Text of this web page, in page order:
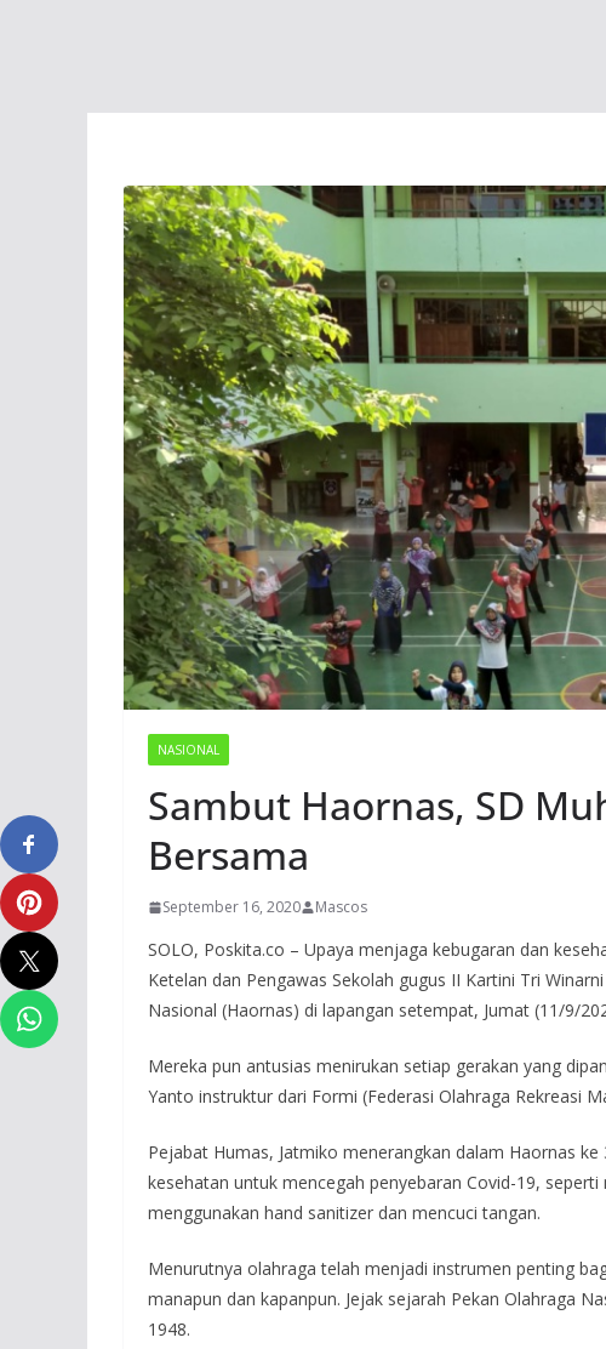
NASIONAL
Sambut Haornas, SD
Bersama
September 16, 2020 Mascos
SOLO, Poskita.co – Upaya menjaga kebugaran dan
Ketelan dan Pengawas Sekolah gugus II Kartini Tri
Nasional (Haornas) di lapangan setempat, Jumat (11/9/
Mereka pun antusias menirukan setiap gerakan yang
Yanto instruktur dari Formi (Federasi Olahraga Rekreasi
Pejabat Humas, Jatmiko menerangkan dalam Haornas
kesehatan untuk mencegah penyebaran Covid-19,
menggunakan hand sanitizer dan mencuci tangan.
Menurutnya olahraga telah menjadi instrumen penting
manapun dan kapanpun. Jejak sejarah Pekan Olahraga
1948.